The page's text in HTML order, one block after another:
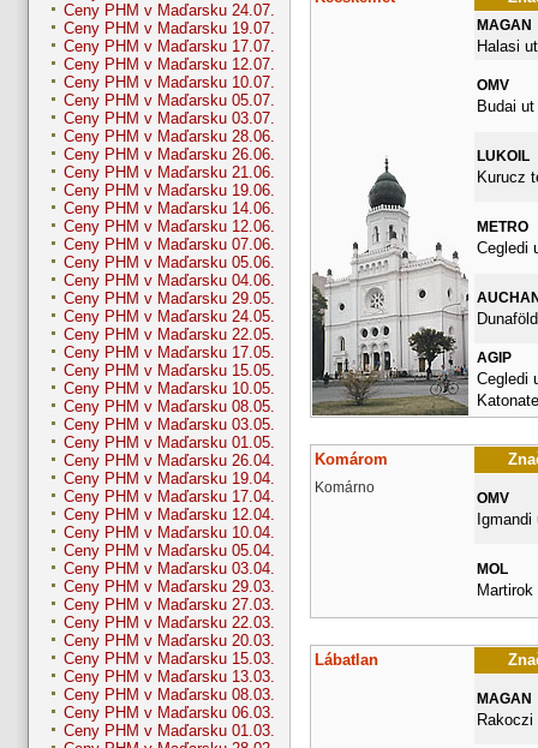
Ceny PHM v Maďarsku 24.07.
Ceny PHM v Maďarsku 19.07.
Ceny PHM v Maďarsku 17.07.
Ceny PHM v Maďarsku 12.07.
Ceny PHM v Maďarsku 10.07.
Ceny PHM v Maďarsku 05.07.
Ceny PHM v Maďarsku 03.07.
Ceny PHM v Maďarsku 28.06.
Ceny PHM v Maďarsku 26.06.
Ceny PHM v Maďarsku 21.06.
Ceny PHM v Maďarsku 19.06.
Ceny PHM v Maďarsku 14.06.
Ceny PHM v Maďarsku 12.06.
Ceny PHM v Maďarsku 07.06.
Ceny PHM v Maďarsku 05.06.
Ceny PHM v Maďarsku 04.06.
Ceny PHM v Maďarsku 29.05.
Ceny PHM v Maďarsku 24.05.
Ceny PHM v Maďarsku 22.05.
Ceny PHM v Maďarsku 17.05.
Ceny PHM v Maďarsku 15.05.
Ceny PHM v Maďarsku 10.05.
Ceny PHM v Maďarsku 08.05.
Ceny PHM v Maďarsku 03.05.
Ceny PHM v Maďarsku 01.05.
Ceny PHM v Maďarsku 26.04.
Ceny PHM v Maďarsku 19.04.
Ceny PHM v Maďarsku 17.04.
Ceny PHM v Maďarsku 12.04.
Ceny PHM v Maďarsku 10.04.
Ceny PHM v Maďarsku 05.04.
Ceny PHM v Maďarsku 03.04.
Ceny PHM v Maďarsku 29.03.
Ceny PHM v Maďarsku 27.03.
Ceny PHM v Maďarsku 22.03.
Ceny PHM v Maďarsku 20.03.
Ceny PHM v Maďarsku 15.03.
Ceny PHM v Maďarsku 13.03.
Ceny PHM v Maďarsku 08.03.
Ceny PHM v Maďarsku 06.03.
Ceny PHM v Maďarsku 01.03.
MAGAN
Halasi
OMV
Budai ut
LUKOIL
Kurucz
METRO
Cegledi
AGIP
Cegledi
Komárom
Komárno
OMV
Igmandi
MOL
Martirok
Lábatlan
MAGAN
Rakoczi